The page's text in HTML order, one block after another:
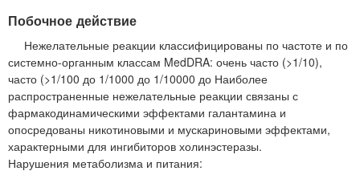
Побочное действие
Нежелательные реакции классифицированы по частоте и по
системно-органным классам MedDRA: очень часто (>1/10),
часто (>1/100 до 1/1000 до 1/10000 до Наиболее
распространенные нежелательные реакции связаны с
фармакодинамическими эффектами галантамина и
опосредованы никотиновыми и мускариновыми эффектами,
характерными для ингибиторов холинэстеразы.
Нарушения метаболизма и питания: